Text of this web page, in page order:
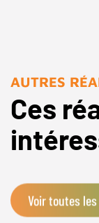
AUTRES
Ces
Voir toutes